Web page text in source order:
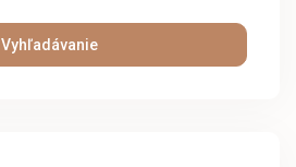
Vyhľadávanie